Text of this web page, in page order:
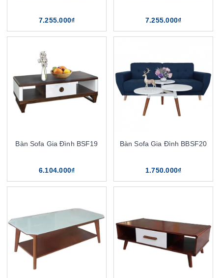
7.255.000₫ 7.255.000₫
Bàn Sofa Gia Đình BSF19
6.104.000₫
Bàn Sofa Gia Đình BBSF20
1.750.000₫